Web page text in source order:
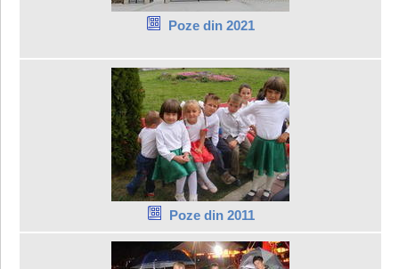
Poze din 2021
Poze din 2011